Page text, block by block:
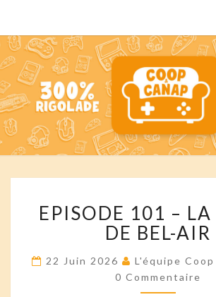
Des
Podcasts
Pour
Toute La
Famille
101
–
LA
PINCE
DE
BEL-
EPISODE 101 – LA
DE BEL-AIR
22 Juin 2026 L'équipe
0 Commentaire